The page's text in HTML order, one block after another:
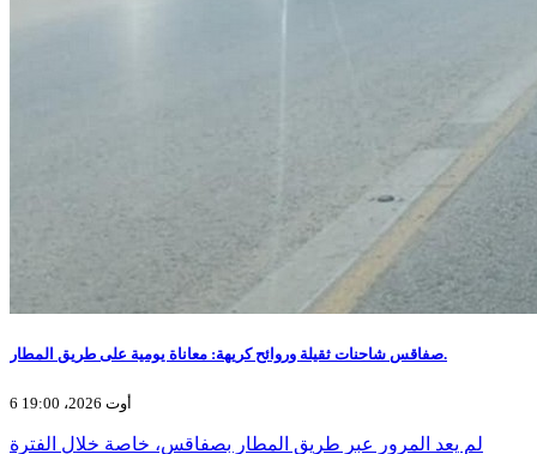
صفاقس شاحنات ثقيلة وروائح كريهة: معاناة يومية على طريق المطار.
6 أوت 2026، 19:00
لم يعد المرور عبر طريق المطار بصفاقس، خاصة خلال الفترة